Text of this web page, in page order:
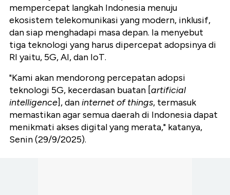
mempercepat langkah Indonesia menuju
ekosistem telekomunikasi yang modern, inklusif,
dan siap menghadapi masa depan. Ia menyebut
tiga teknologi yang harus dipercepat adopsinya di
RI yaitu, 5G, AI, dan IoT.
"Kami akan mendorong percepatan adopsi
teknologi 5G, kecerdasan buatan [artificial
intelligence], daninternet of things, termasuk
memastikan agar semua daerah di Indonesia dapat
menikmati akses digital yang merata," katanya,
Senin (29/9/2025).